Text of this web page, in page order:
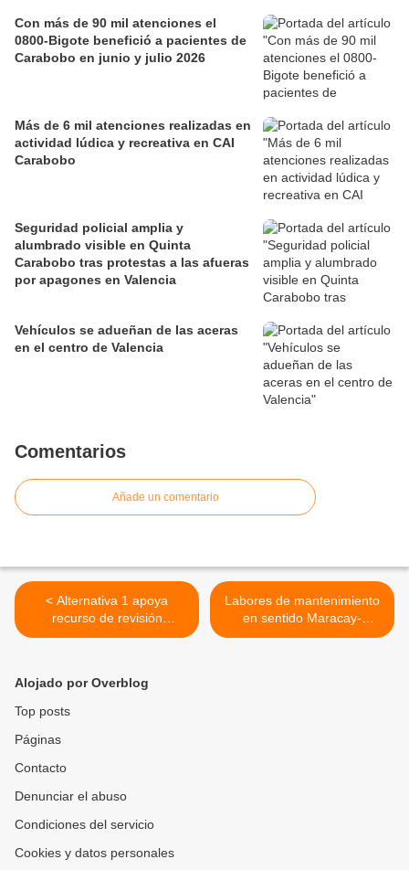
Con más de 90 mil atenciones el
0800-Bigote benefició a pacientes de
Carabobo en junio y julio 2026
Más de 6 mil atenciones realizadas en
actividad lúdica y recreativa en CAI
Carabobo
Seguridad policial amplia y
alumbrado visible en Quinta
Carabobo tras protestas a las afueras
por apagones en Valencia
Vehículos se adueñan de las aceras
en el centro de Valencia
Comentarios
Añade un comentario
< Alternativa 1 apoya
recurso de revisión
interpuesto por Enrique
Labores de mantenimiento
en sentido Maracay-
Valencia del Túnel La
Alojado por Overblog
Top posts
Páginas
Contacto
Denunciar el abuso
Condiciones del servicio
Cookies y datos personales